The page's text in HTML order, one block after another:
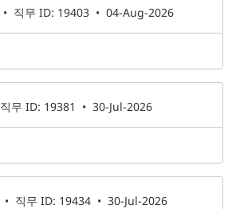
• 직무 ID: 19403 • 04-Aug-2026
직무 ID: 19381 • 30-Jul-2026
• 직무 ID: 19434 • 30-Jul-2026